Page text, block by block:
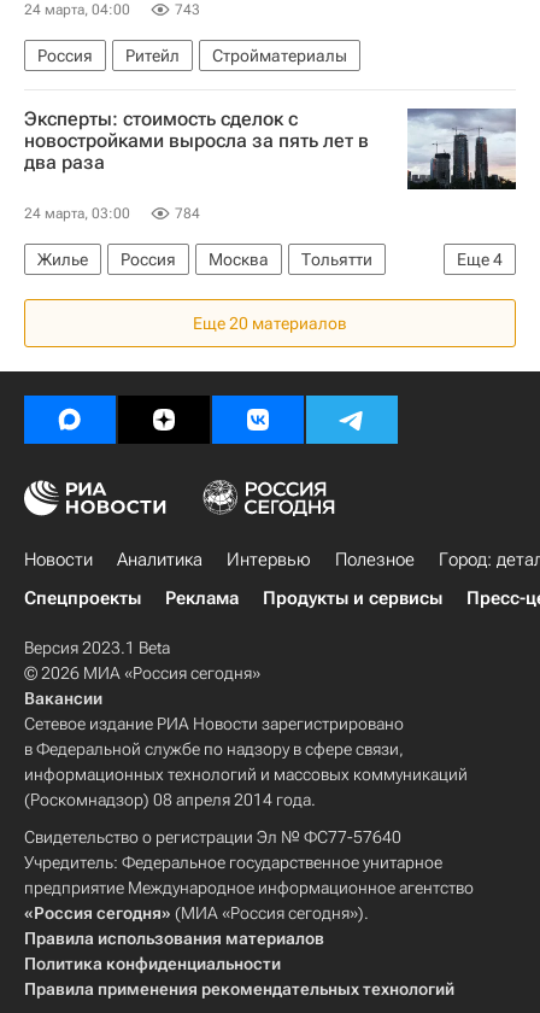
24 марта, 04:00 743
Россия Ритейл Стройматериалы
Эксперты: стоимость сделок с
новостройками выросла за пять лет в
два раза
24 марта, 03:00 784
Еще4
Жилье Россия Москва
Тольятти
ЦИАН
Цены Сделки
Челябинск
Еще 20 материалов
Новости Аналитика Интервью Полезное
Город:
Спецпроекты
Реклама Продукты и сервисы Пресс-
Версия 2023.1 Beta
© 2026 МИА «Россия сегодня»
Вакансии
Сетевое издание РИА Новости зарегистрировано
в Федеральной службе по надзору в сфере связи,
информационных технологий и массовых коммуникаций
(Роскомнадзор) 08 апреля 2014 года.
Свидетельство о регистрации Эл № ФС77-57640
Учредитель: Федеральное государственное унитарное
предприятие Международное информационное агентство
«Россия сегодня» (МИА «Россия сегодня»).
Правила использования материалов
Политика конфиденциальности
Правила применения рекомендательных технологий